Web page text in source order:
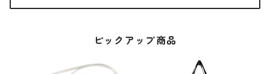
ピックアップ商品